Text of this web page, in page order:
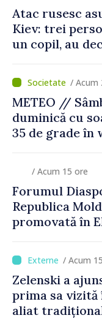
Atac rusesc
Kiev: trei
un copil, au
/ Acum
METEO //
duminică cu
35 de grade în
/ Acum 15 ore
Forumul
Republica
promovată în
exporturi
/ Acum
Zelenski a
prima sa
aliat